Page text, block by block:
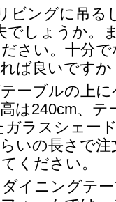
ビングに吊る
でしょうか。
さい。十分
ば良いですか
ーブルの上
は240cm、
ガラスシェ
の長さで注
ください。
イニングテ